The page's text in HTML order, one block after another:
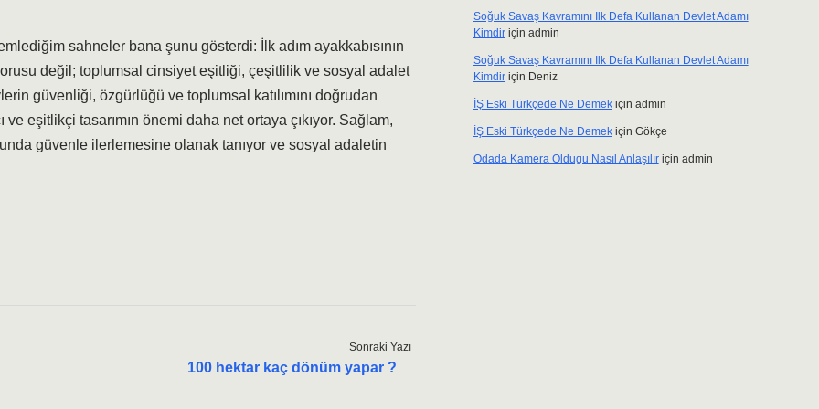
sahneler bana şunu gösterdi: İlk adım ayakkabısının
değil; toplumsal cinsiyet eşitliği, çeşitlilik ve sosyal adalet
güvenliği, özgürlüğü ve toplumsal katılımını doğrudan
eşitlikçi tasarımın önemi daha net ortaya çıkıyor. Sağlam,
güvenle ilerlemesine olanak tanıyor ve sosyal adaletin
Sonraki Yazı
100 hektar kaç dönüm yapar ?
Soğuk Savaş Kavramını Ilk Defa Kullanan Devlet Adamı
Kimdiriçin admin
Soğuk Savaş Kavramını Ilk Defa Kullanan Devlet Adamı
Kimdiriçin Deniz
İŞ Eski Türkçede Ne Demekiçin admin
İŞ Eski Türkçede Ne Demekiçin Gökçe
Odada Kamera Oldugu Nasıl Anlaşılıriçin admin